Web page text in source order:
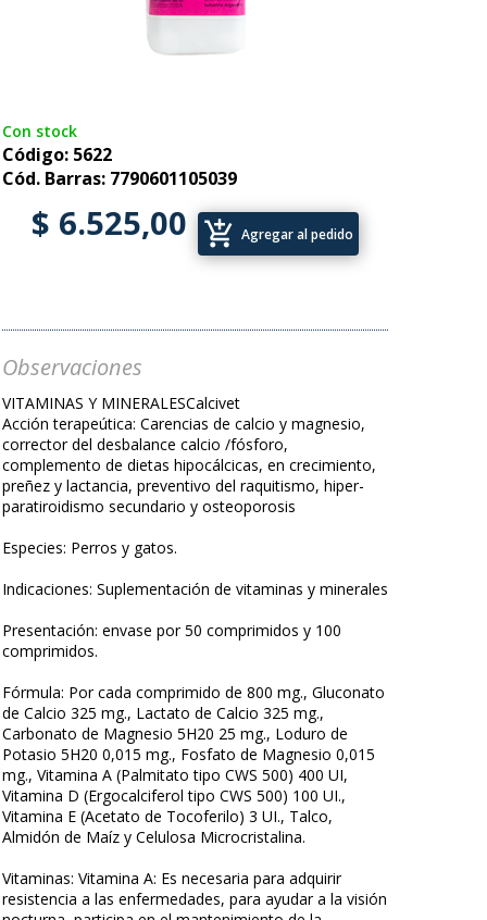
Con stock
Código: 5622
Cód. Barras: 7790601105039
$ 6.525,00 add_shopping_cart Agregar al pedido
Observaciones
VITAMINAS Y MINERALESCalcivet
Acción terapeútica: Carencias de calcio y magnesio,
corrector del desbalance calcio /fósforo,
complemento de dietas hipocálcicas, en crecimiento,
preñez y lactancia, preventivo del raquitismo, hiper-
paratiroidismo secundario y osteoporosis
Especies: Perros y gatos.
Indicaciones: Suplementación de vitaminas y minerales
Presentación: envase por 50 comprimidos y 100
comprimidos.
Fórmula: Por cada comprimido de 800 mg., Gluconato
de Calcio 325 mg., Lactato de Calcio 325 mg.,
Carbonato de Magnesio 5H20 25 mg., Loduro de
Potasio 5H20 0,015 mg., Fosfato de Magnesio 0,015
mg., Vitamina A (Palmitato tipo CWS 500) 400 UI,
Vitamina D (Ergocalciferol tipo CWS 500) 100 UI.,
Vitamina E (Acetato de Tocoferilo) 3 UI., Talco,
Almidón de Maíz y Celulosa Microcristalina.
Vitaminas: Vitamina A: Es necesaria para adquirir
resistencia a las enfermedades, para ayudar a la visión